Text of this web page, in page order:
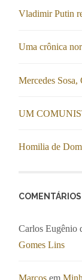
Vladimir Putin
Uma crônica
Mercedes
UM
Homilia de
COMENTÁRIOS
Carlos Eugênio
Gomes Lins
Marcos em